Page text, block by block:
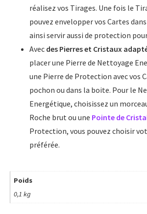
réalisez vos Tirages. Une fois le
pouvez envelopper vos Cartes
ainsi servir aussi de protection
Avec des Pierres et Cristaux
placer une Pierre de Nettoyage
une Pierre de Protection avec vos
pochon ou dans la boite. Pour le
Energétique, choisissez un
Roche brut ou une Pointe de
Protection, vous pouvez choisir
préférée.
Poids
0,1 kg